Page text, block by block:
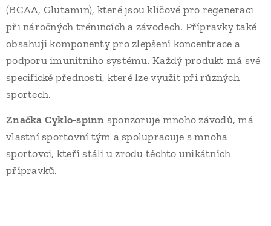
(BCAA, Glutamin), které jsou klíčové pro regeneraci
při náročných trénincích a závodech. Přípravky také
obsahují komponenty pro zlepšení koncentrace a
podporu imunitního systému. Každý produkt má své
specifické přednosti, které lze využít při různých
sportech.
Značka Cyklo-spinn sponzoruje mnoho závodů, má
vlastní sportovní tým a spolupracuje s mnoha
sportovci, kteří stáli u zrodu těchto unikátních
přípravků.